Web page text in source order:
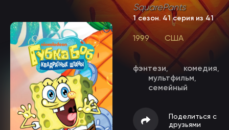
SquarePants
1 сезон. 41 серия из 41
1999 США
фэнтези комедия
мультфильм
семейный
Поделиться с
друзьями